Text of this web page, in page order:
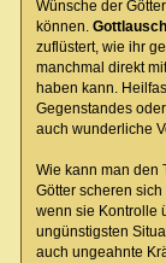
Wünsche der
können.
zuflüstert, wie ihr
manchmal direkt
haben kann.
Gegenstandes
auch wunderliche
Wie kann man den
Götter scheren
wenn sie Kontrolle
ungünstigsten
auch ungeahnte